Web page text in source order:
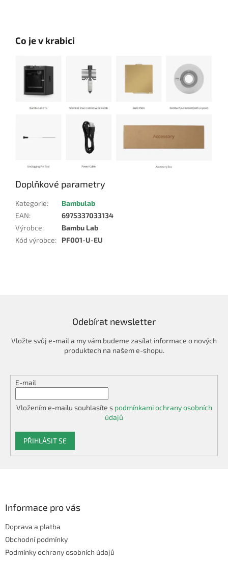
Co je v krabici
Doplňkové parametry
Kategorie:
Bambulab
EAN:
6975337033134
Výrobce:
Bambu Lab
Kód výrobce: PF001-U-EU
Odebírat newsletter
Vložte svůj e-mail a my vám budeme zasílat informace o nových
produktech na našem e-shopu.
E-mail
Vložením e-mailu souhlasíte s podmínkami ochrany osobních
údajů
PŘIHLÁSIT SE
Informace pro vás
Doprava a platba
Obchodní podmínky
Podmínky ochrany osobních údajů